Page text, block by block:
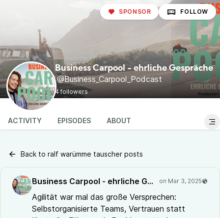
Business Carpool - ehrliche Gespräche
@Business_Carpool_Podcast
4 followers
SPONSOR FOLLOW
ACTIVITY EPISODES ABOUT
Back to ralf warümme tauscher posts
Business Carpool - ehrliche Gespräche
Agilität war mal das große Versprechen:
Selbstorganisierte Teams, Vertrauen statt